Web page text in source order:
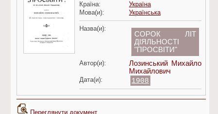
Країна:
Україна
Мова(и):
Українська
Назва(и):
СОРОК ЛІТ
ДІЯЛЬНОСТІ
"ПРОСВІТИ"
Автор(и):
Лозинський Михайло
Михайлович
Дата(и): 1908
Переглянути документ